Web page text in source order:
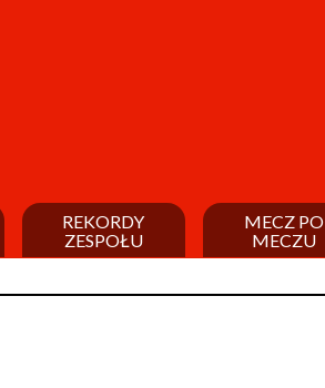
REKORDY
ZESPOŁU
MECZ PO
MECZU